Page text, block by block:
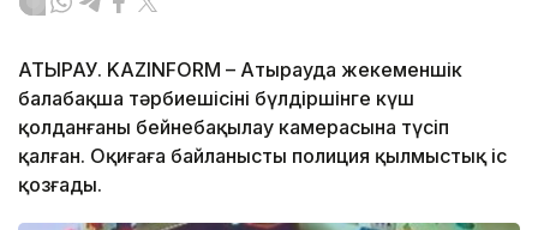
АТЫРАУ. KAZINFORM – Атырауда жекеменшік
балабақша тәрбиешісінің бүлдіршінге күш
қолданғаны бейнебақылау камерасына түсіп
қалған. Оқиғаға байланысты полиция қылмыстық іс
қозғады.